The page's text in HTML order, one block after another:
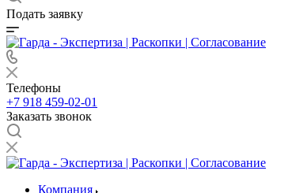
Подать заявку
Телефоны
+7 918 459-02-01
Заказать звонок
Компания